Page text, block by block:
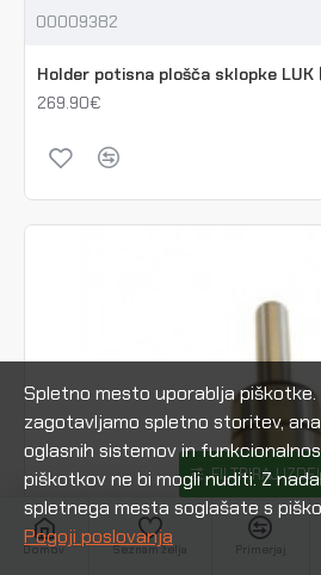
00009382
Holder potisna plošča sklopke LUK
269.90€
Domov Seznam želja
Spletno mesto uporablja piškotke.
zagotavljamo spletno storitev,
oglasnih sistemov in
piškotkov ne bi mogli nuditi. Z
spletnega mesta soglašate s
Pogoji poslovanja
FILTRIRAJ